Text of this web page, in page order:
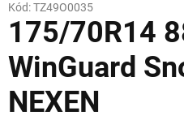
175/70R14
WinGuard
NEXEN
Kód:TZ49O0035